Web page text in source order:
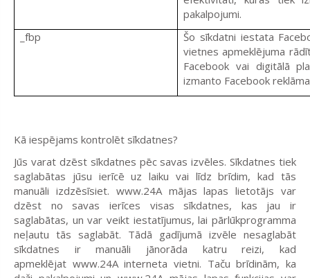
pakalpojumi.
_fbp
Šo sīkdatni iestata
vietnes apmeklējuma
Facebook vai digitālā
izmanto Facebook
Kā iespējams kontrolēt sīkdatnes?
Jūs varat dzēst sīkdatnes pēc savas izvēles. Sīkdatnes tiek
saglabātas jūsu ierīcē uz laiku vai līdz brīdim, kad tās
manuāli izdzēsīsiet. www.24Amājas lapas lietotājs var
dzēst no savas ierīces visas sīkdatnes, kas jau ir
saglabātas, un var veikt iestatījumus, lai pārlūkprogramma
neļautu tās saglabāt. Tādā gadījumā izvēle nesaglabāt
sīkdatnes ir manuāli jānorāda katru reizi, kad
apmeklējat www.24Ainterneta vietni. Taču brīdinām, ka